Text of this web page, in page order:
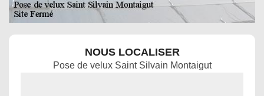
NOUS LOCALISER
Pose de velux Saint Silvain Montaigut